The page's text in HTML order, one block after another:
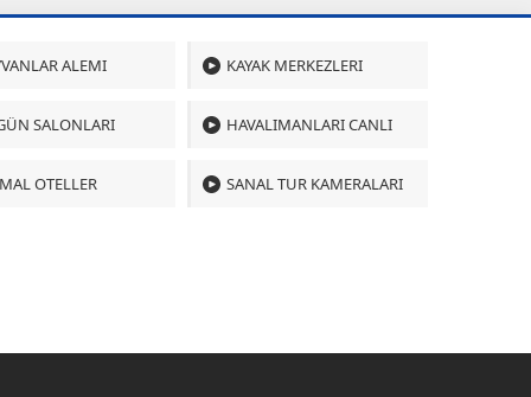
ALEMI KAYAK MERKEZLERI
SALONLARI HAVALIMANLARI CANLI
OTELLER SANAL TUR KAMERALARI